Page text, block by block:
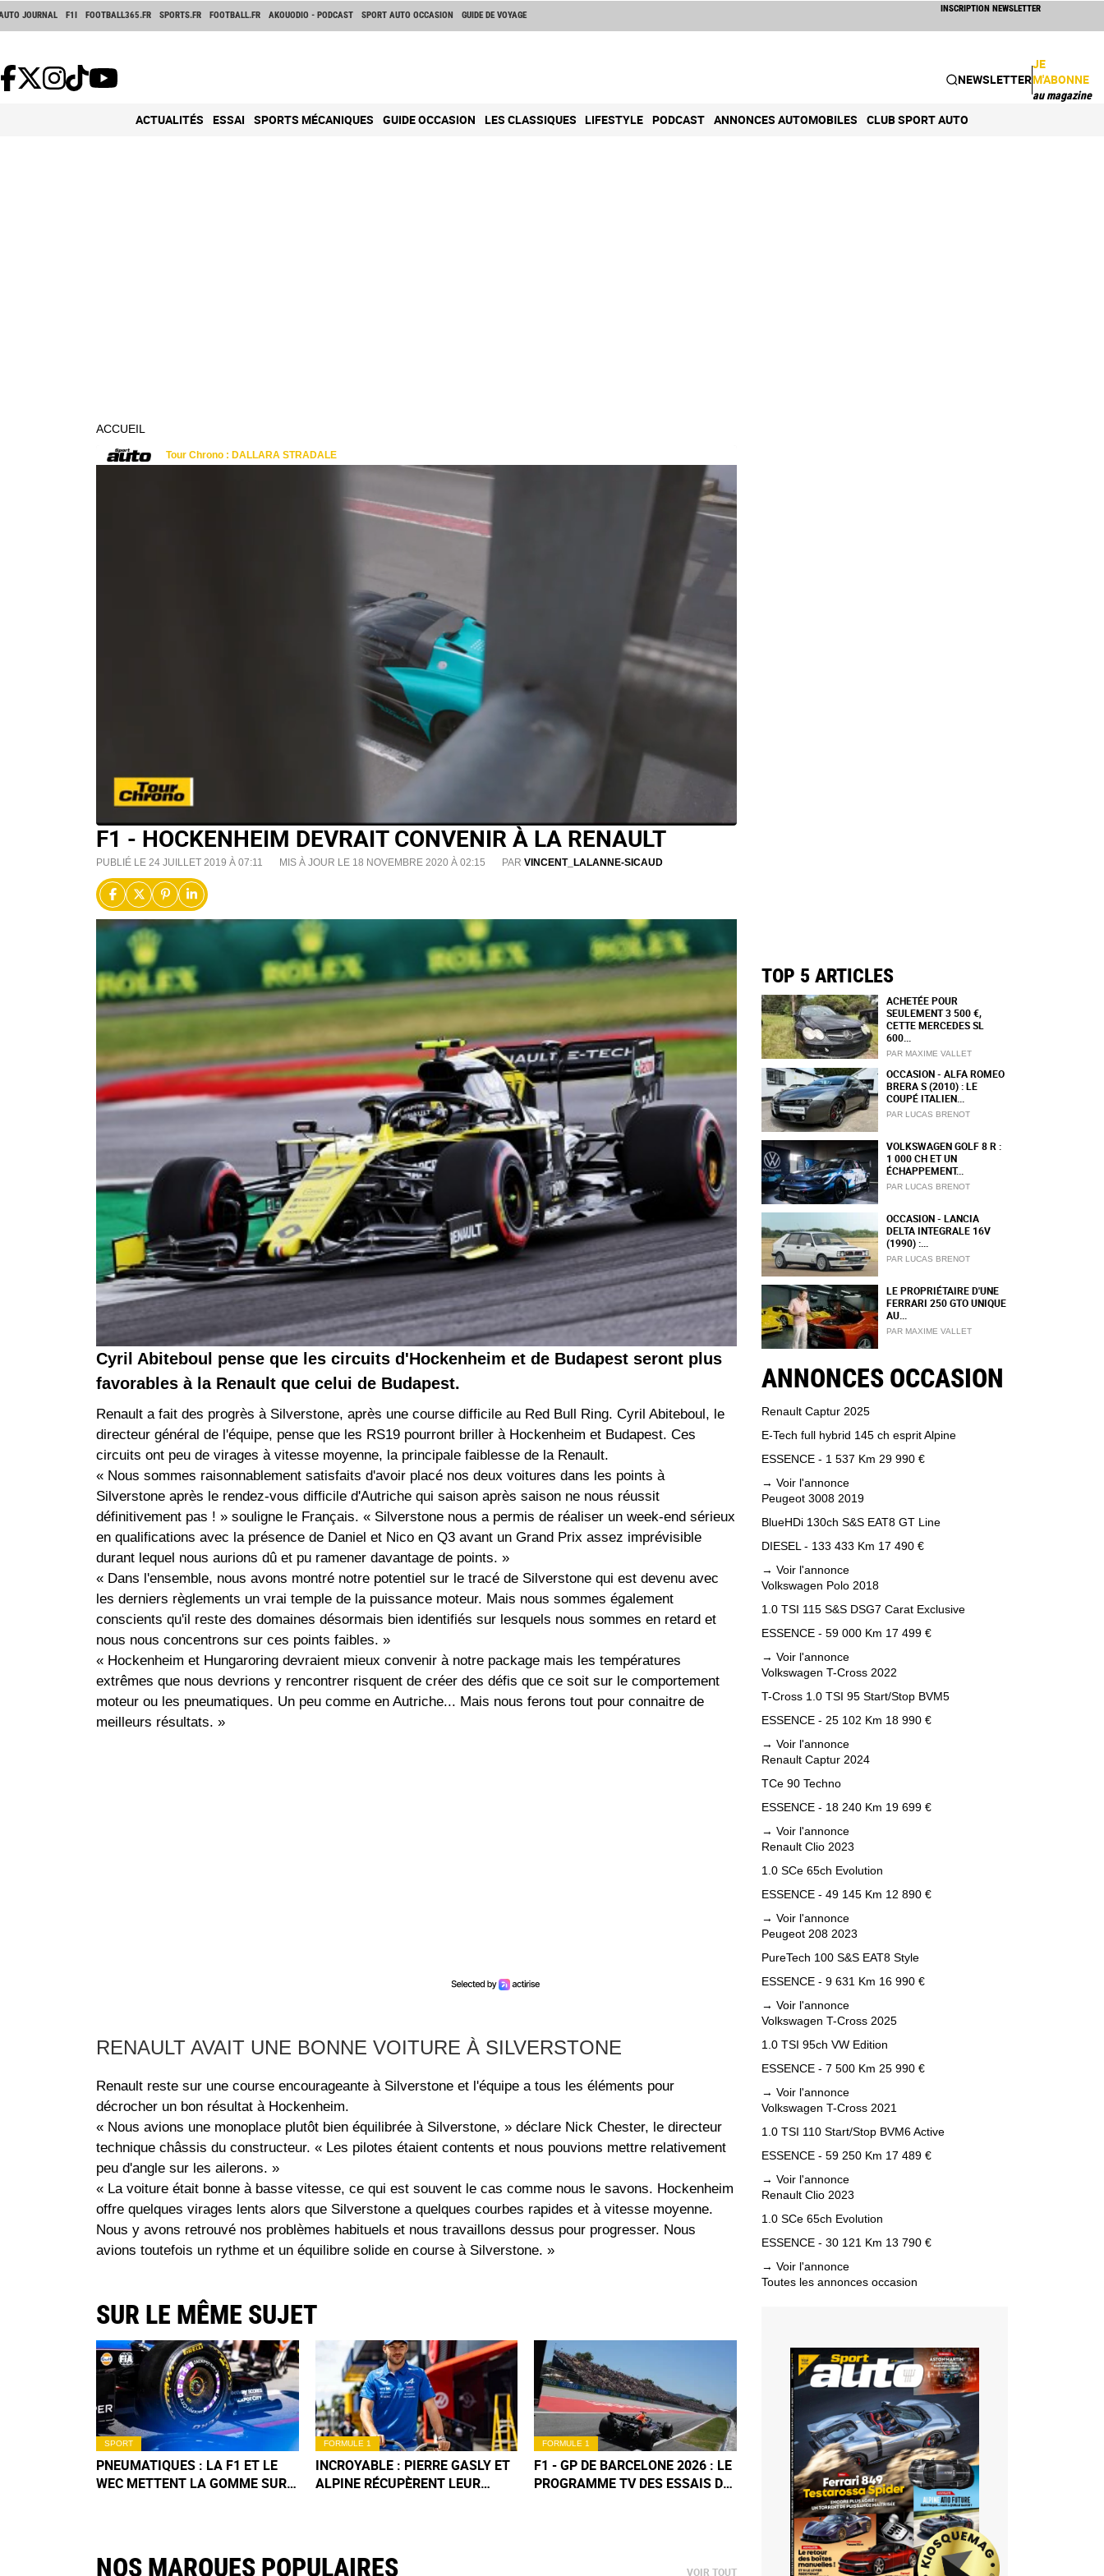
JOURNAL F1I FOOTBALL365.FR SPORTS.FR FOOTBALL.FR AKOUODIO - PODCAST SPORT AUTO OCCASION GUIDE DE VOYAGE
INSCRIPTION NEWSLETTER
NEWSLETTER
JE
M'ABONNE
au magazine
ACTUALITÉS ESSAI SPORTS MÉCANIQUES GUIDE OCCASION LES CLASSIQUES LIFESTYLE PODCAST ANNONCES AUTOMOBILES CLUB SPORT AUTO
ACCUEIL
F1 - HOCKENHEIM DEVRAIT CONVENIR À LA RENAULT
PUBLIÉ LE 24 JUILLET 2019 À 07:11 MIS À JOUR LE 18 NOVEMBRE 2020 À 02:15 PAR VINCENT_LALANNE-SICAUD
Cyril Abiteboul pense que les circuits d'Hockenheim et de Budapest seront plus
favorables à la Renault que celui de Budapest.
Renault a fait des progrès à Silverstone, après une course difficile au Red Bull Ring. Cyril Abiteboul, le
directeur général de l'équipe, pense que les RS19 pourront briller à Hockenheim et Budapest. Ces
circuits ont peu de virages à vitesse moyenne, la principale faiblesse de la Renault.
« Nous sommes raisonnablement satisfaits d'avoir placé nos deux voitures dans les points à
Silverstone après le rendez-vous difficile d'Autriche qui saison après saison ne nous réussit
définitivement pas ! » souligne le Français. « Silverstone nous a permis de réaliser un week-end sérieux
en qualifications avec la présence de Daniel et Nico en Q3 avant un Grand Prix assez imprévisible
durant lequel nous aurions dû et pu ramener davantage de points. »
« Dans l'ensemble, nous avons montré notre potentiel sur le tracé de Silverstone qui est devenu avec
les derniers règlements un vrai temple de la puissance moteur. Mais nous sommes également
conscients qu'il reste des domaines désormais bien identifiés sur lesquels nous sommes en retard et
nous nous concentrons sur ces points faibles. »
« Hockenheim et Hungaroring devraient mieux convenir à notre package mais les températures
extrêmes que nous devrions y rencontrer risquent de créer des défis que ce soit sur le comportement
moteur ou les pneumatiques. Un peu comme en Autriche... Mais nous ferons tout pour connaitre de
meilleurs résultats. »
RENAULT AVAIT UNE BONNE VOITURE À SILVERSTONE
Renault reste sur une course encourageante à Silverstone et l'équipe a tous les éléments pour
décrocher un bon résultat à Hockenheim.
« Nous avions une monoplace plutôt bien équilibrée à Silverstone, » déclare Nick Chester, le directeur
technique châssis du constructeur. « Les pilotes étaient contents et nous pouvions mettre relativement
peu d'angle sur les ailerons. »
« La voiture était bonne à basse vitesse, ce qui est souvent le cas comme nous le savons. Hockenheim
offre quelques virages lents alors que Silverstone a quelques courbes rapides et à vitesse moyenne.
Nous y avons retrouvé nos problèmes habituels et nous travaillons dessus pour progresser. Nous
avions toutefois un rythme et un équilibre solide en course à Silverstone. »
SUR LE MÊME SUJET
SPORT
PNEUMATIQUES : LA F1 ET LE
WEC METTENT LA GOMME SUR
FORMULE 1
INCROYABLE : PIERRE GASLY ET
ALPINE RÉCUPÈRENT LEUR
FORMULE 1
F1 - GP DE BARCELONE 2026 : LE
PROGRAMME TV DES ESSAIS DU
NOS MARQUES POPULAIRES VOIR TOUT
TOP 5 ARTICLES
ACHETÉE POUR
SEULEMENT 3 500 €,
CETTE MERCEDES SL
600...
PAR MAXIME VALLET
OCCASION - ALFA ROMEO
BRERA S (2010) : LE
COUPÉ ITALIEN...
PAR LUCAS BRENOT
VOLKSWAGEN GOLF 8 R :
1 000 CH ET UN
ÉCHAPPEMENT...
PAR LUCAS BRENOT
OCCASION - LANCIA
DELTA INTEGRALE 16V
(1990) :...
PAR LUCAS BRENOT
LE PROPRIÉTAIRE D'UNE
FERRARI 250 GTO UNIQUE
AU...
PAR MAXIME VALLET
ANNONCES OCCASION
Renault Captur 2025
E-Tech full hybrid 145 ch esprit Alpine
ESSENCE - 1 537 Km 29 990 €
→ Voir l'annonce
Peugeot 3008 2019
BlueHDi 130ch S&S EAT8 GT Line
DIESEL - 133 433 Km 17 490 €
→ Voir l'annonce
Volkswagen Polo 2018
1.0 TSI 115 S&S DSG7 Carat Exclusive
ESSENCE - 59 000 Km 17 499 €
→ Voir l'annonce
Volkswagen T-Cross 2022
T-Cross 1.0 TSI 95 Start/Stop BVM5
ESSENCE - 25 102 Km 18 990 €
→ Voir l'annonce
Renault Captur 2024
TCe 90 Techno
ESSENCE - 18 240 Km 19 699 €
→ Voir l'annonce
Renault Clio 2023
1.0 SCe 65ch Evolution
ESSENCE - 49 145 Km 12 890 €
→ Voir l'annonce
Peugeot 208 2023
PureTech 100 S&S EAT8 Style
ESSENCE - 9 631 Km 16 990 €
→ Voir l'annonce
Volkswagen T-Cross 2025
1.0 TSI 95ch VW Edition
ESSENCE - 7 500 Km 25 990 €
→ Voir l'annonce
Volkswagen T-Cross 2021
1.0 TSI 110 Start/Stop BVM6 Active
ESSENCE - 59 250 Km 17 489 €
→ Voir l'annonce
Renault Clio 2023
1.0 SCe 65ch Evolution
ESSENCE - 30 121 Km 13 790 €
→ Voir l'annonce
Toutes les annonces occasion